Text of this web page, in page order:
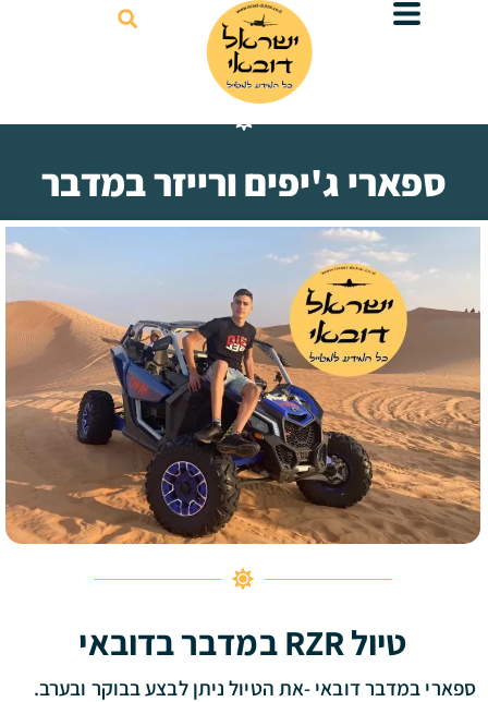
ספארי ג'יפים ורייזר במדבר
טיול RZR במדבר בדובאי
ספארי במדבר דובאי -את הטיול ניתן לבצע בבוקר ובערב.